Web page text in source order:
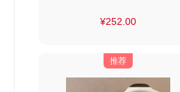
¥252.00
推荐